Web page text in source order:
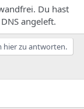
Du hast
angeleft.
hier zu antworten.